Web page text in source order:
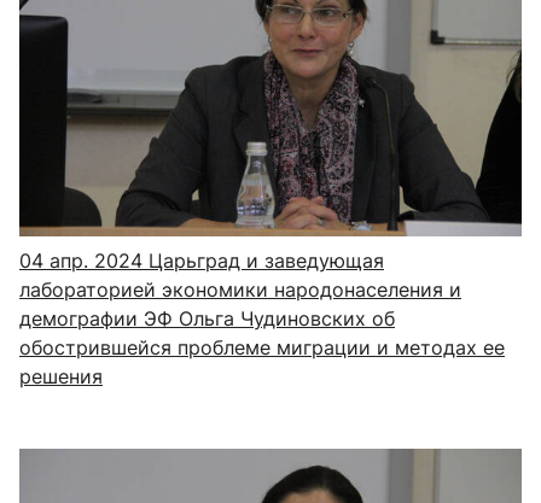
04 апр. 2024 Царьград и заведующая
лабораторией экономики народонаселения и
демографии ЭФ Ольга Чудиновских об
обострившейся проблеме миграции и методах ее
решения